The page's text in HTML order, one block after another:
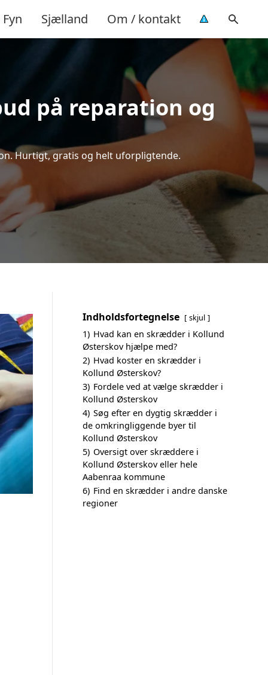
Fyn Sjælland Om / kontakt
på reparation og
Hurtigt, gratis og helt uforpligtende.
Indholdsfortegnelse skjul
1) Hvad kan en skrædder i Kollund
Østerskov hjælpe med?
2) Hvad koster en skrædder i
Kollund Østerskov?
3) Fordele ved at vælge skrædder i
Kollund Østerskov
4) Søg efter en dygtig skrædder i
de omkringliggende byer til
Kollund Østerskov
5) Oversigt over skræddere i
Kollund Østerskov eller hele
Aabenraa kommune
6) Find en skrædder i andre danske
regioner